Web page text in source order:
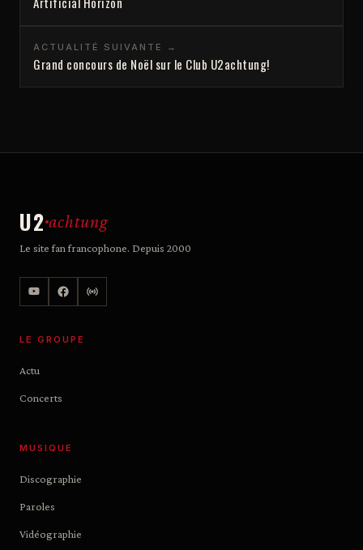
ACTUALITÉ SUIVANTE →
Grand concours de Noël sur le Club U2achtung!
U2 achtung
Le site fan francophone. Depuis 2000
LE GROUPE
Actu
Concerts
MUSIQUE
Discographie
Paroles
Vidéographie